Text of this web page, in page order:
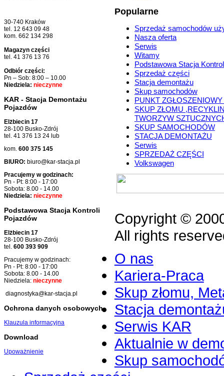
30-740 Kraków
tel. 12 643 09 48
kom. 662 134 298
Magazyn części
tel. 41 376 13 76
Odbiór części:
Pn – Sob: 8:00 – 10.00
Niedziela: nieczynne
KAR - Stacja Demontażu
Pojazdów
Elżbiecin 17
28-100 Busko-Zdrój
tel. 41 376 13 24 lub
kom. 600 375 145
BIURO: biuro@kar-stacja.pl
Pracujemy w godzinach:
Pn - Pt: 8:00 - 17:00
Sobota: 8.00 - 14.00
Niedziela: nieczynne
Podstawowa Stacja Kontroli
Pojazdów
Elżbiecin 17
28-100 Busko-Zdrój
tel. 600 393 909
Pracujemy w godzinach:
Pn - Pt: 8:00 - 17:00
Sobota: 8.00 - 14.00
Niedziela: nieczynne
diagnostyka@kar-stacja.pl
Ochrona danych osobowych
Klauzula informacyjna
Download
Upoważnienie
Popularne
Sprzedaż samochodów
Nasza oferta
Serwis
Witamy
Podstawowa Stacja
Sprzedaż części
Stacja demontażu
Skup samochodów
PUNKT
SKUP ZŁOMU
TWORZYW
SKUP SAMOCHODÓW
STACJA DEMONTAŻU
Serwis
SPRZEDAŻ CZĘŚCI
Volkswagen
Copyright ©
All rights
O nas
Kariera-Praca
Skup złomu,
Stacja
Serwis KAR
Aktualnie w
Skup